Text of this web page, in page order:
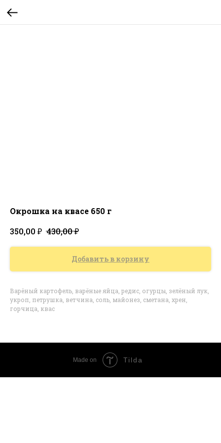
Окрошка на квасе 650 г
350,00 ₽ 430,00₽
Добавить в корзину
Варёный картофель, варёные яйца, редис, огурцы, зелёный лук,
укроп, петрушка, ветчина, соль, майонез, сметана, хрен,
горчица, квас
Made on Tilda